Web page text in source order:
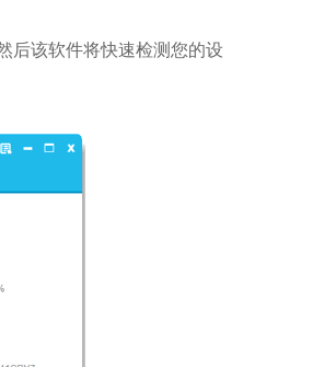
后该软件将快速检测您的设